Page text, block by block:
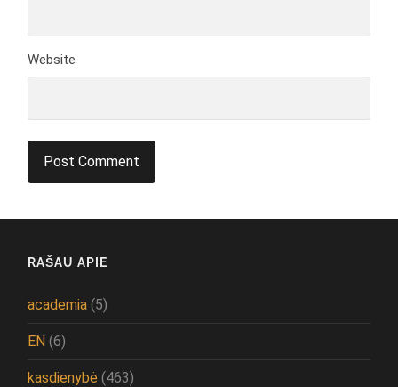
Website
RAŠAU APIE
academia (5)
EN (6)
kasdienybė (463)